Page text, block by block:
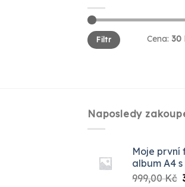
Minimální
cena
Maximální
cenaFiltr Cena: 30
Naposledy
Moje první
album A4
999,00Kč